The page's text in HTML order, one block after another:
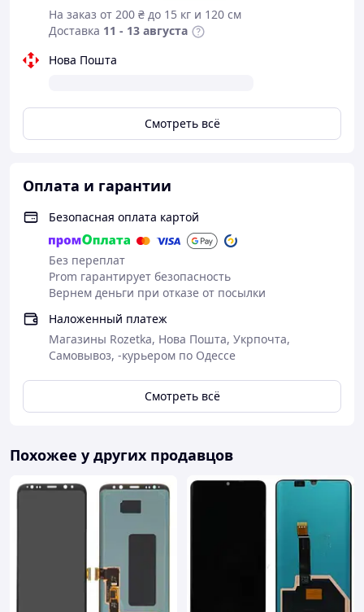
На заказ от 200 ₴ до 15 кг и 120 см
Доставка 11 - 13 августа
Нова Пошта
Смотреть всё
Оплата и гарантии
Безопасная оплата картой
Без переплат
Prom гарантирует безопасность
Вернем деньги при отказе от посылки
Наложенный платеж
Магазины Rozetka, Нова Пошта, Укрпочта,
Самовывоз, -курьером по Одессе
Смотреть всё
Похожее у других продавцов